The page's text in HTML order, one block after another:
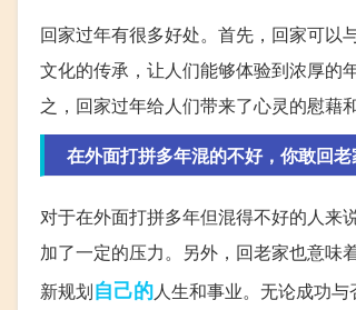
回家过年有很多好处。首先，回家可以
文化的传承，让人们能够体验到浓厚的
之，回家过年给人们带来了心灵的慰藉
在外面打拼多年混的不好，你敢回
对于在外面打拼多年但混得不好的人来
加了一定的压力。另外，回老家也意味
新规划自己的人生和事业。无论成功